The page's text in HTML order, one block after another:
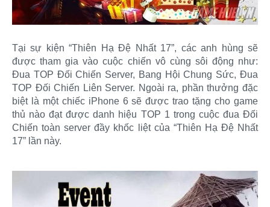
Tại sự kiện “Thiên Hạ Đệ Nhất 17”, các anh hùng sẽ
được tham gia vào cuộc chiến vô cùng sôi động như:
Đua TOP Đối Chiến Server, Bang Hội Chung Sức, Đua
TOP Đối Chiến Liên Server. Ngoài ra, phần thưởng đặc
biệt là một chiếc iPhone 6 sẽ được trao tặng cho game
thủ nào đạt được danh hiệu TOP 1 trong cuộc đua Đối
Chiến toàn server đầy khốc liệt của “Thiên Hạ Đệ Nhất
17” lần này.